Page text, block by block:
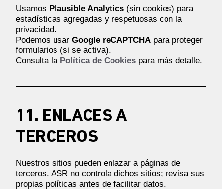
Usamos Plausible Analytics (sin cookies) para
estadísticas agregadas y respetuosas con la
privacidad.
Podemos usar Google reCAPTCHA para proteger
formularios (si se activa).
Consulta la Política de Cookies para más detalle.
11. ENLACES A
TERCEROS
Nuestros sitios pueden enlazar a páginas de
terceros. ASR no controla dichos sitios; revisa sus
propias políticas antes de facilitar datos.